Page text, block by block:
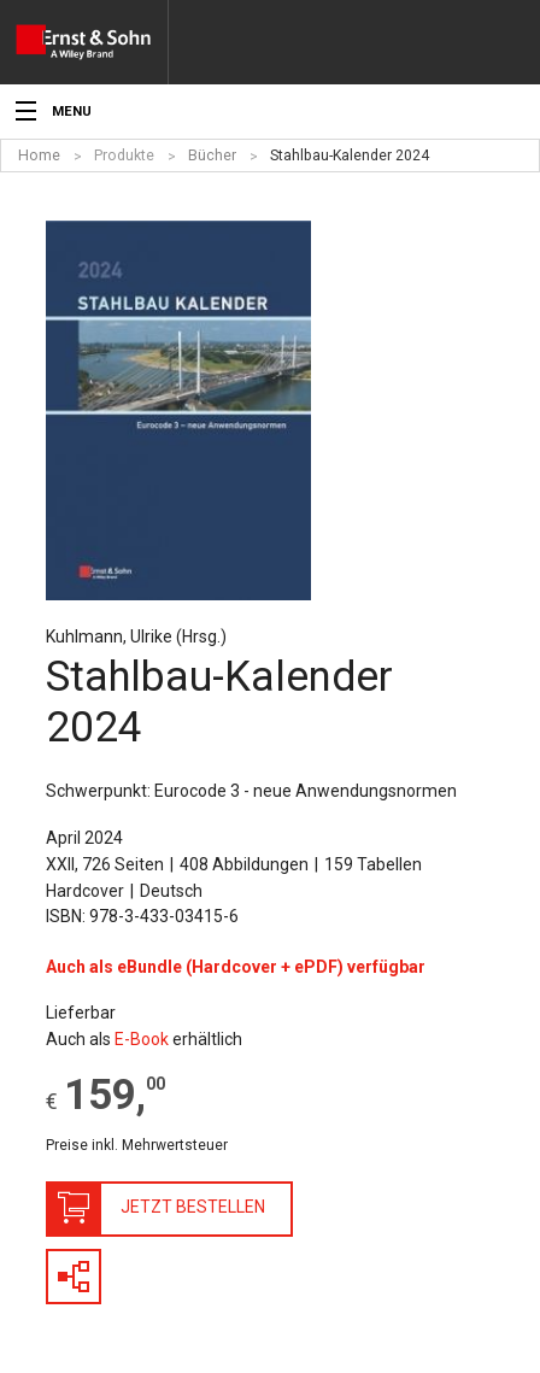
MENU
Aktuelles
Veranstaltungen
Angebote
Fachgebiete
Produkte
Verlag
Home Produkte Bücher Stahlbau-Kalender 2024
Kuhlmann, Ulrike (Hrsg.)
Stahlbau-Kalender
2024
Schwerpunkt: Eurocode 3 - neue Anwendungsnormen
April 2024
XXII, 726 Seiten
408 Abbildungen
159 Tabellen
Hardcover
Deutsch
ISBN: 978-3-433-03415-6
Auch als eBundle (Hardcover + ePDF) verfügbar
Lieferbar
Auch als E-Bookerhältlich
€ 159,00
Preise inkl. Mehrwertsteuer
JETZT BESTELLEN